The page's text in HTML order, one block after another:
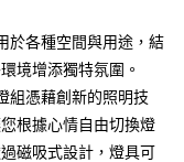
灣）商業銀行
於各種空間與用途，結
境增添獨特氛圍。
組憑藉創新的照明技
根據心情自由切換燈
磁吸式設計，燈具可